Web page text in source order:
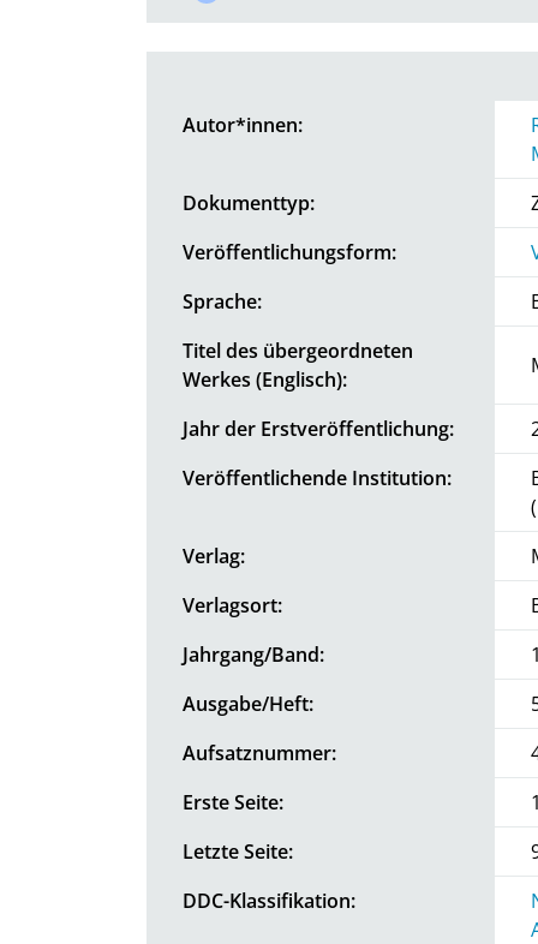
Autor*innen:
Dokumenttyp:
Veröffentlichungsform:
Sprache:
Titel des übergeordneten
Werkes (Englisch):
Jahr der Erstveröffentlichung:
Veröffentlichende Institution:
Verlag:
Verlagsort:
Jahrgang/Band:
Ausgabe/Heft:
Aufsatznummer:
Erste Seite:
Letzte Seite:
DDC-Klassifikation: